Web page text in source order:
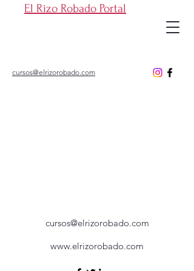
El Rizo Robado Portal
cursos@elrizorobado.com
cursos@elrizorobado.com
www.elrizorobado.com